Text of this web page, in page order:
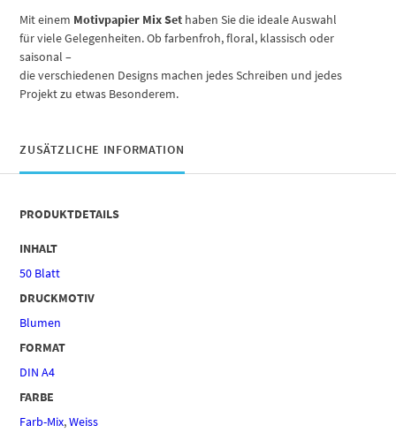
Mit einem Motivpapier Mix Set haben Sie die ideale Auswahl
für viele Gelegenheiten. Ob farbenfroh, floral, klassisch oder
saisonal –
die verschiedenen Designs machen jedes Schreiben und jedes
Projekt zu etwas Besonderem.
ZUSÄTZLICHE INFORMATION
PRODUKTDETAILS
INHALT
50 Blatt
DRUCKMOTIV
Blumen
FORMAT
DIN A4
FARBE
Farb-Mix,Weiss